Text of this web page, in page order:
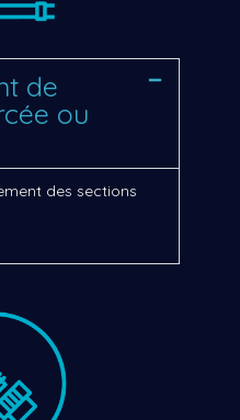
de
ou
des sections